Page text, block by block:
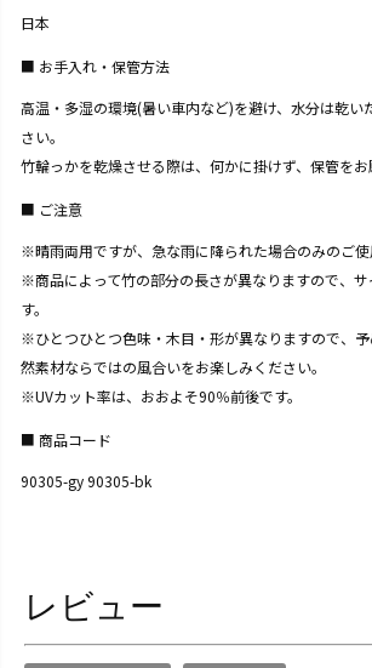
日本
お手入れ・保管方法
高温・多湿の環境(暑い車内など)を避け、水分は乾い
さい。
竹輪っかを乾燥させる際は、何かに掛けず、保管をお
ご注意
※晴雨両用ですが、急な雨に降られた場合のみのご使
※商品によって竹の部分の長さが異なりますので、
す。
※ひとつひとつ色味・木目・形が異なりますので、
然素材ならではの風合いをお楽しみください。
※UVカット率は、おおよそ90％前後です。
商品コード
90305-gy 90305-bk
レビュー